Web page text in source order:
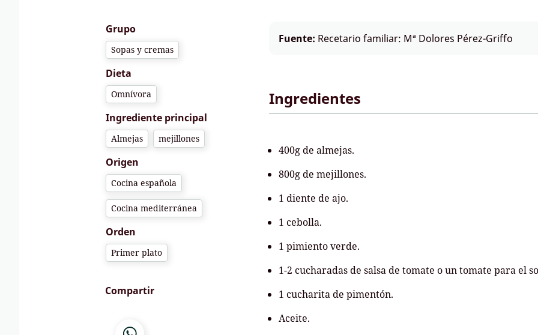
Grupo
Sopas y cremas
Dieta
Omnívora
Ingrediente principal
Almejas mejillones
Origen
Cocina española
Cocina mediterránea
Orden
Primer plato
Compartir
Fuente: Recetario familiar: Mª Dolores Pérez-Griffo
Ingredientes
400g de almejas.
800g de mejillones.
1 diente de ajo.
1 cebolla.
1 pimiento verde.
1-2 cucharadas de salsa de tomate o un tomate para el
1 cucharita de pimentón.
Aceite.